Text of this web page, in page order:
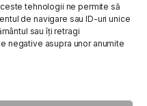
tehnologii ne permite să
de navigare sau ID-uri unice
sau îți retragi
negative asupra unor anumite